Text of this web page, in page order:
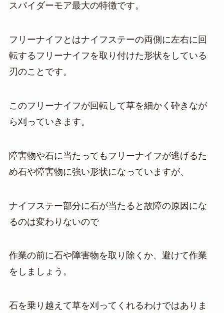
スパイダーモア最大の特徴です。
フリーナイフとはナイフステーの両側に左右に回
転するフリーナイフを取り付けた形状をしている
刃のことです。
このフリーナイフが回転して草を細かく砕きなが
ら刈っていきます。
障害物や石に当たってもフリーナイフが逃げるた
め石や障害物に強い形状になっていますが、
ナイフステー部分に石が当たると故障の原因にな
るのは変わりないので
作業の前に石や障害物を取り除くか、避けて作業
をしましょう。
石を乗り越えて草を刈ってくれるわけではありま